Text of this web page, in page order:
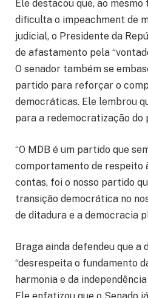
Ele destacou que, ao
dificulta o impeachment de
judicial, o Presidente da
de afastamento pela
O senador também se
partido para reforçar o
democráticas. Ele lembrou
para a redemocratização do
“O MDB é um partido que
comportamento de respeito
contas, foi o nosso partido
transição democrática no
de ditadura e a democracia
Braga ainda defendeu que a
“desrespeita o fundamento
harmonia e da independência